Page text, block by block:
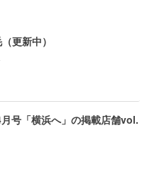
更新中）
号「横浜へ」の掲載店舗vol.